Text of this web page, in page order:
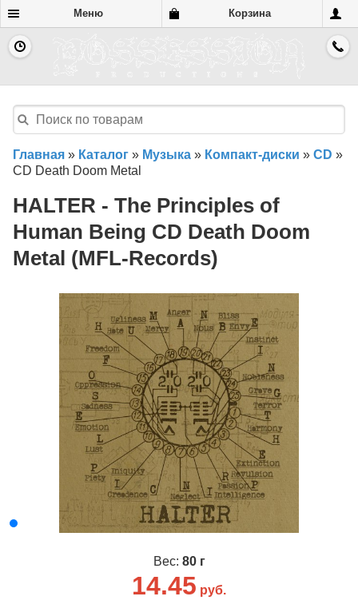
Меню Корзина
Главная » Каталог » Музыка » Компакт-диски » CD »
CD Death Doom Metal
HALTER - The Principles of
Human Being CD Death Doom
Metal (MFL-Records)
Вес: 80 г
14.45 руб.